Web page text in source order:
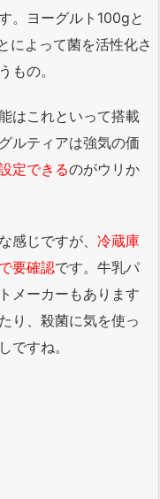
。ヨーグルト100gと
によって菌を活性化さ
もの。
はこれといって搭載
ルティアは強気の価
定できるのがウリか
感じですが、 冷蔵庫
要確認です。牛乳パ
メーカーもあります
り、殺菌に気を使っ
ですね。